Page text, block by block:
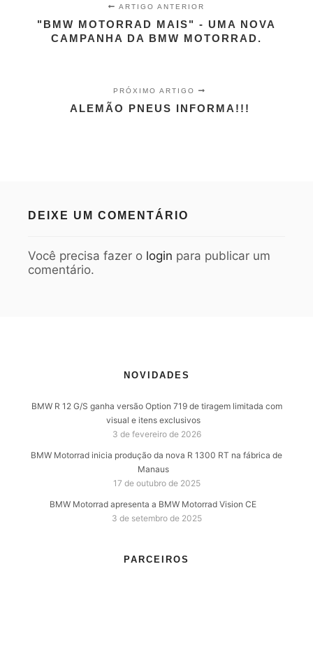
ARTIGO ANTERIOR
"BMW MOTORRAD MAIS" - UMA NOVA
CAMPANHA DA BMW MOTORRAD.
PRÓXIMO ARTIGO
ALEMÃO PNEUS INFORMA!!!
DEIXE UM COMENTÁRIO
Você precisa fazer o login para publicar um
comentário.
NOVIDADES
BMW R 12 G/S ganha versão Option 719 de tiragem limitada com
visual e itens exclusivos
3 de fevereiro de 2026
BMW Motorrad inicia produção da nova R 1300 RT na fábrica de
Manaus
17 de outubro de 2025
BMW Motorrad apresenta a BMW Motorrad Vision CE
3 de setembro de 2025
PARCEIROS